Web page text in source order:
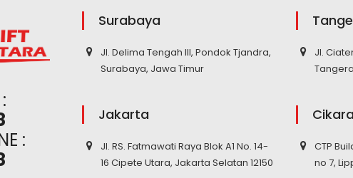
:
Surabaya
Jl. Delima Tengah III, Pondok Tjandra,
Surabaya, Jawa Timur
Jakarta
Jl. RS. Fatmawati Raya Blok A1 No. 14-
16 Cipete Utara, Jakarta Selatan 12150
Jl.
CTP
no 7,